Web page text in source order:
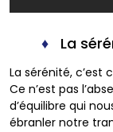
La
La sérénité,
Ce n’est pas
d’équilibre qui
ébranler notre